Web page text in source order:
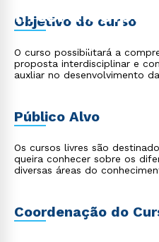
Educação
Objetivo do curso
O curso possibilitará a
proposta interdisciplinar e
auxliar no desenvolvimento
Público Alvo
Os cursos livres são
queira conhecer sobre os
diversas áreas do
Coordenação do